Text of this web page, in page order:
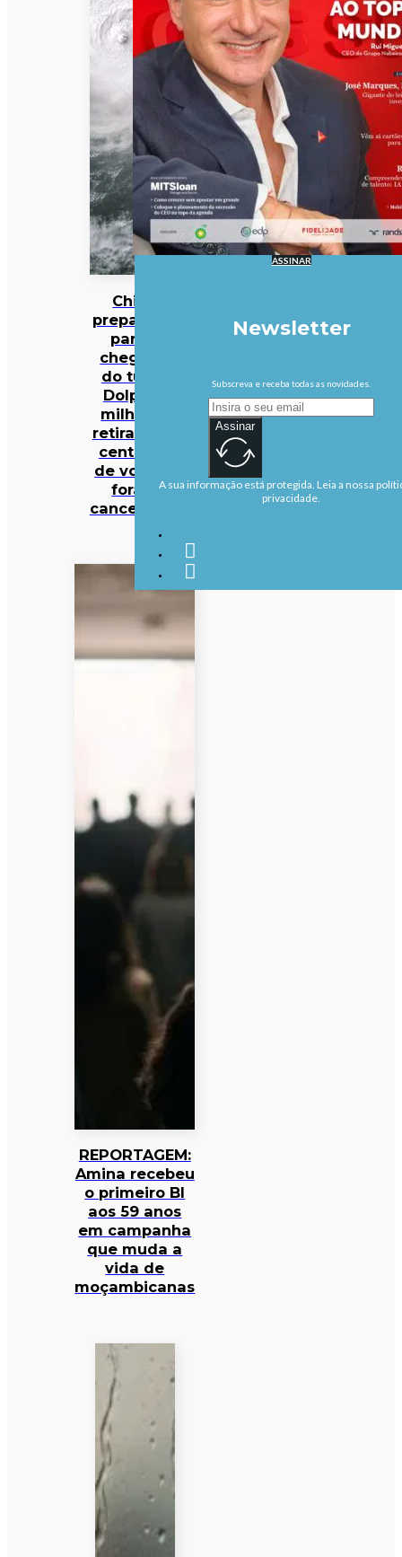
China
prepara-se
para a
chegada
do tufão
Dolphin:
milhares
retirados e
centenas
de voos já
foram
cancelados
REPORTAGEM:
Amina recebeu
o primeiro BI
aos 59 anos
em campanha
que muda a
vida de
moçambicanas
ASSINAR
Newsletter
Subscreva e receba todas as novidades.
Assinar
A sua informação está protegida. Leia a nossa
privacidade.